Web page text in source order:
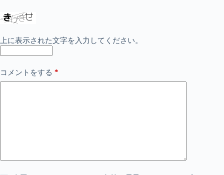
上に表示された文字を入力してください。
コメントをする *